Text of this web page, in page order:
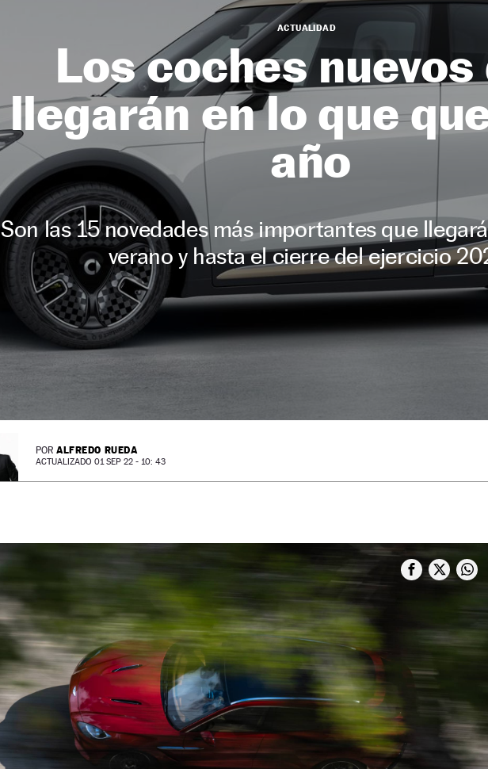
ACTUALIDAD
Los coches nuevos
llegarán en lo que
año
Son las 15 novedades más importantes que
verano y hasta el cierre del ejercicio
POR ALFREDO RUEDA
ACTUALIZADO 01 SEP 22 - 10: 43